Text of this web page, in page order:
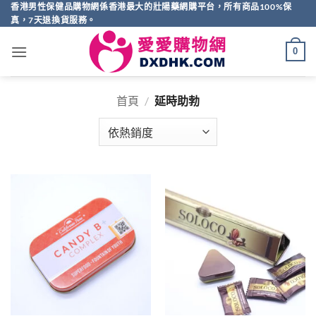
Skip
to
香港男性保健品購物網係香港最大的壯陽藥網購平台，所有商品100%保
真，7天退換貨服務。
0
首頁 / 延時助勃